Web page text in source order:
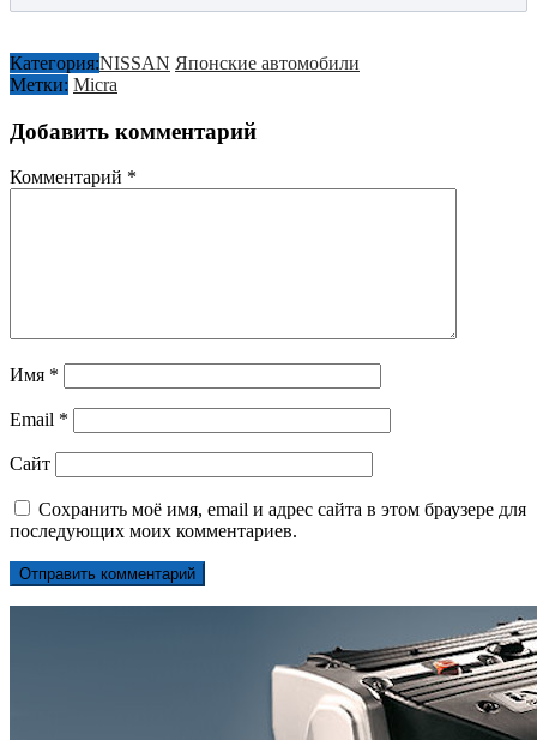
Категория:NISSAN Японские автомобили
Метки: Micra
Добавить комментарий
Комментарий *
Имя *
Email *
Сайт
Сохранить моё имя, email и адрес сайта в этом браузере для
последующих моих комментариев.